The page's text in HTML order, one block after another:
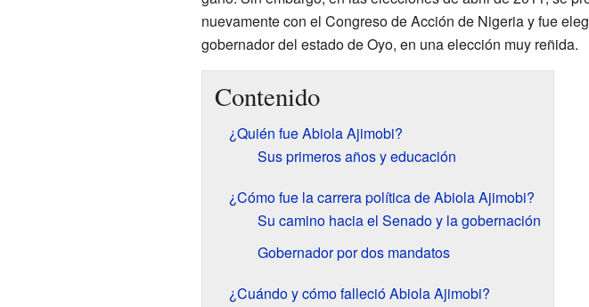
nuevamente con el Congreso de Acción de Nigeria y fue
gobernador del estado de Oyo, en una elección muy reñida.
Contenido
¿Quién fue Abiola Ajimobi?
Sus primeros años y educación
¿Cómo fue la carrera política de Abiola Ajimobi?
Su camino hacia el Senado y la gobernación
Gobernador por dos mandatos
¿Cuándo y cómo falleció Abiola Ajimobi?